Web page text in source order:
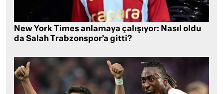
New York Times anlamaya çalışıyor: Nasıl oldu
da Salah Trabzonspor’a gitti?